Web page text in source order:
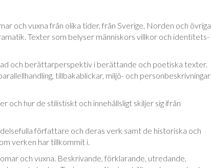
och vuxna från olika tider, från Sverige, Norden och övriga
Texter som belyser männi­skors villkor och identitets-
och berättarperspektiv i berättande och poe­ti­ska texter.
tillbakablickar, miljö- och personbeskrivningar
och hur de stilistiskt och innehållsligt skiljer sig ifrån
författare och deras verk samt de hi­sto­ri­ska och
verken har tillkommit i.
och vuxna. Beskrivande, förklarande, utre­dan­de,